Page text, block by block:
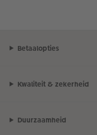
Betaalopties
Kwaliteit & zekerheid
Duurzaamheid